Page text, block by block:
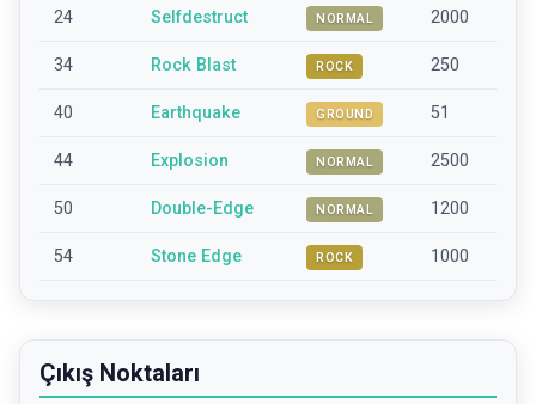
24 Selfdestruct NORMAL 2000
34 Rock Blast ROCK 250
40 Earthquake GROUND 51
44 Explosion NORMAL 2500
50 Double-Edge NORMAL 1200
54 Stone Edge ROCK 1000
Çıkış Noktaları